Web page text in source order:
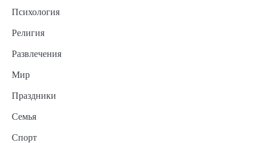
Психология
Религия
Развлечения
Мир
Праздники
Семья
Спорт